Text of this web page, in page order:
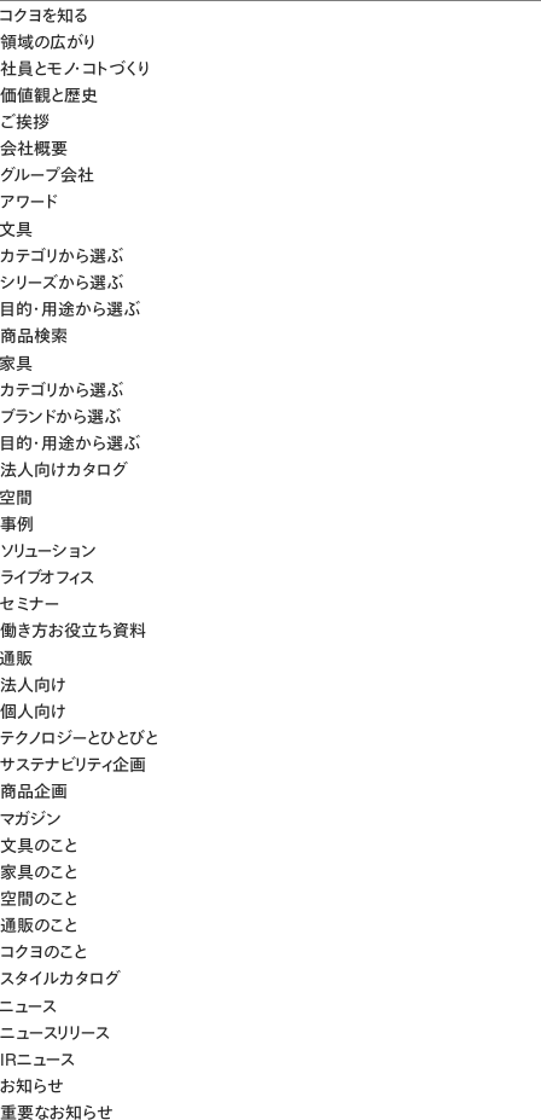
コクヨを知る
領域の広がり
社員とモノ・コトづくり
価値観と歴史
ご挨拶
会社概要
グループ会社
アワード
文具
カテゴリから選ぶ
シリーズから選ぶ
目的・用途から選ぶ
商品検索
家具
カテゴリから選ぶ
ブランドから選ぶ
目的・用途から選ぶ
法人向けカタログ
空間
事例
ソリューション
ライブオフィス
セミナー
働き方お役立ち資料
通販
法人向け
個人向け
テクノロジーとひとびと
サステナビリティ企画
商品企画
マガジン
文具のこと
家具のこと
空間のこと
通販のこと
コクヨのこと
スタイルカタログ
ニュース
ニュースリリース
IRニュース
お知らせ
重要なお知らせ